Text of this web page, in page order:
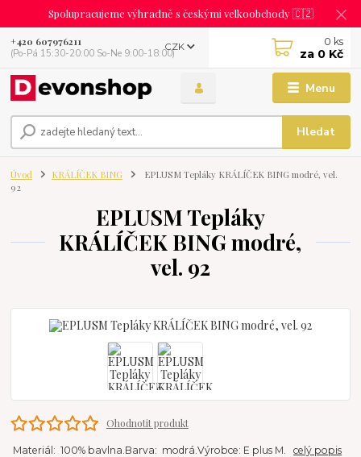
Spolupracujeme výhradně s českými velkoobchody 🇨🇿
Menu
CZK
Hledat
+420 607976211
(Po-Pá 15:30-20:00 So-Ne 9:00-18:00)
0 ks
za 0 Kč
Úvod KRÁLÍČEK BING
EPLUSM Tepláky KRÁLÍČEK BING modré, vel.
92
EPLUSM Tepláky
KRÁLÍČEK BING modré,
vel. 92
Ohodnotit produkt
Materiál: 100% bavlna.Barva: modrá.Výrobce: E plus M.celý popis